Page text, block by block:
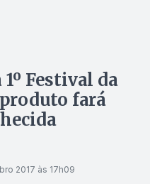
Festival da
produto fará
2017 às 17h09